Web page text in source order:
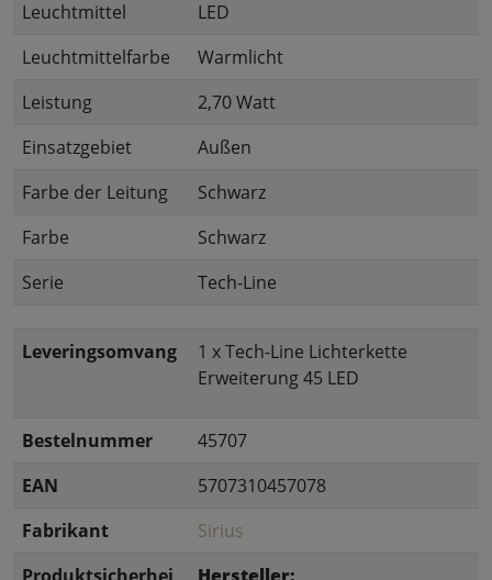
Leuchtmittel
LED
Leuchtmittelfarbe
Warmlicht
Leistung
2,70 Watt
Einsatzgebiet
Außen
Farbe der Leitung
Schwarz
Farbe
Schwarz
Serie
Tech-Line
Leveringsomvang
1 x Tech-Line Lichterkette
Erweiterung 45 LED
Bestelnummer
45707
EAN
5707310457078
Fabrikant
Sirius